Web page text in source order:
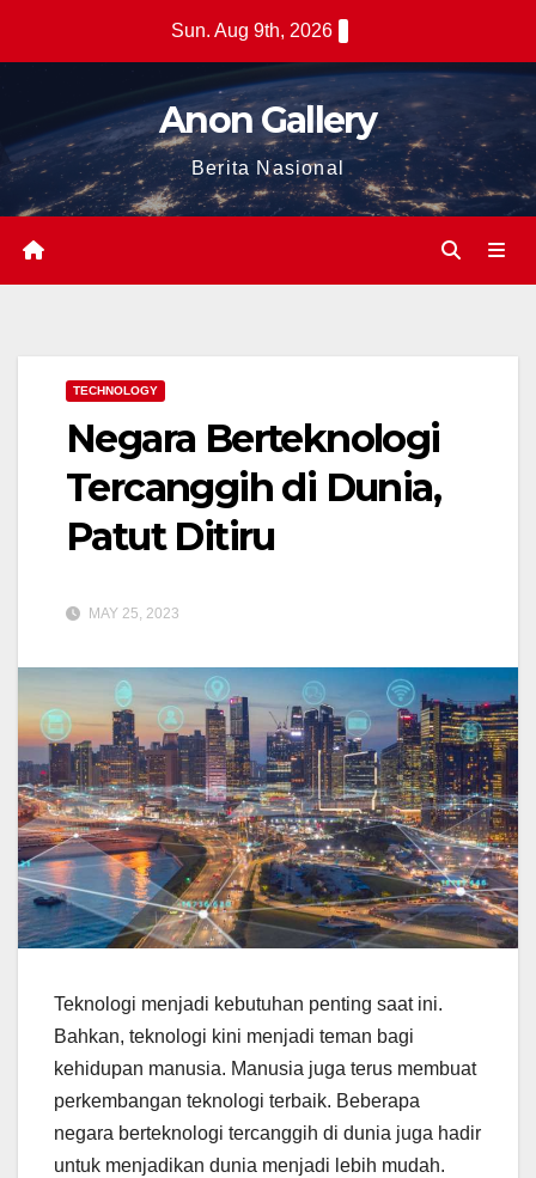
Sun. Aug 9th, 2026
Anon Gallery
Berita Nasional
TECHNOLOGY
Negara Berteknologi
Tercanggih di Dunia,
Patut Ditiru
MAY 25, 2023
Teknologi menjadi kebutuhan penting saat ini.
Bahkan, teknologi kini menjadi teman bagi
kehidupan manusia. Manusia juga terus membuat
perkembangan teknologi terbaik. Beberapa
negara berteknologi tercanggih di dunia juga hadir
untuk menjadikan dunia menjadi lebih mudah.